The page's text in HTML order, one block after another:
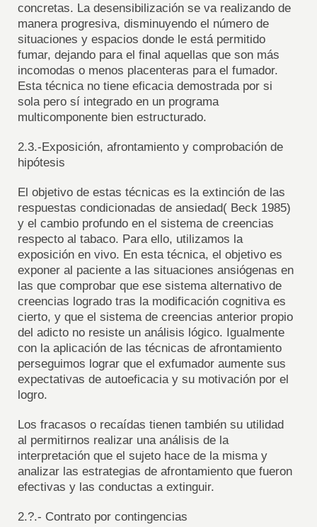
concretas. La desensibilización se va realizando de
manera progresiva, disminuyendo el número de
situaciones y espacios donde le está permitido
fumar, dejando para el final aquellas que son más
incomodas o menos placenteras para el fumador.
Esta técnica no tiene eficacia demostrada por si
sola pero sí integrado en un programa
multicomponente bien estructurado.
2.3.-Exposición, afrontamiento y comprobación de
hipótesis
El objetivo de estas técnicas es la extinción de las
respuestas condicionadas de ansiedad( Beck 1985)
y el cambio profundo en el sistema de creencias
respecto al tabaco. Para ello, utilizamos la
exposición en vivo. En esta técnica, el objetivo es
exponer al paciente a las situaciones ansiógenas en
las que comprobar que ese sistema alternativo de
creencias logrado tras la modificación cognitiva es
cierto, y que el sistema de creencias anterior propio
del adicto no resiste un análisis lógico. Igualmente
con la aplicación de las técnicas de afrontamiento
perseguimos lograr que el exfumador aumente sus
expectativas de autoeficacia y su motivación por el
logro.
Los fracasos o recaídas tienen también su utilidad
al permitirnos realizar una análisis de la
interpretación que el sujeto hace de la misma y
analizar las estrategias de afrontamiento que fueron
efectivas y las conductas a extinguir.
2.?.- Contrato por contingencias